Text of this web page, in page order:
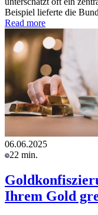
Beispiel lieferte die
Read more
06.06.2025
22 min.
Ihrem Gold